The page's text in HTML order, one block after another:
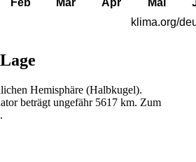
Hemisphäre (Halbkugel).
beträgt ungefähr 5617 km. Zum